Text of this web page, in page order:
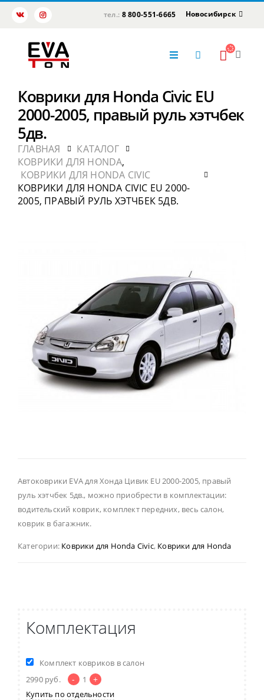
тел.: 8 800-551-6665 Новосибирск
Коврики для Honda Civic EU
2000-2005, правый руль хэтчбек
5дв.
ГЛАВНАЯ
КАТАЛОГ
КОВРИКИ ДЛЯ HONDA,
КОВРИКИ ДЛЯ HONDA CIVIC
КОВРИКИ ДЛЯ HONDA CIVIC EU 2000-
2005, ПРАВЫЙ РУЛЬ ХЭТЧБЕК 5ДВ.
Автоковрики EVA для Хонда Цивик EU 2000-2005, правый
руль хэтчбек 5дв., можно приобрести в комплектации:
водительский коврик, комплект передних, весь салон,
коврик в багажник.
Категории: Коврики для Honda Civic, Коврики для Honda
Комплектация
Комплект ковриков в салон
2990 руб. - 1 +
Купить по отдельности